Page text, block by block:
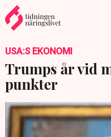
USA:S EKONOMI
Trumps år vid
punkter